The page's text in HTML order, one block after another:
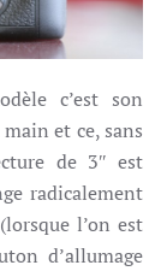
c’est son
et ce, sans
de 3″ est
radicalement
l’on est
d’allumage